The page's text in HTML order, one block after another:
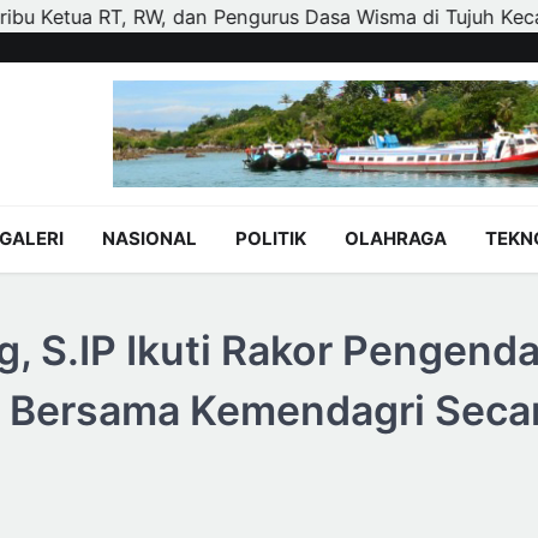
di Tujuh Kecamatan Polisi dan Petani di
GALERI NASIONAL POLITIK OLAHRAGA
S.IP Ikuti Rakor
Kemendagri